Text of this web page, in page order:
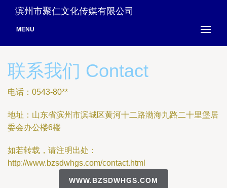
滨州市聚仁文化传媒有限公司
MENU
联系我们 Contact
电话：0543-80**
地址：山东省滨州市滨城区黄河十二路渤海九路二十里堡居
委会办公楼6楼
如若转载，请注明出处：
http://www.bzsdwhgs.com/contact.html
WWW.BZSDWHGS.COM